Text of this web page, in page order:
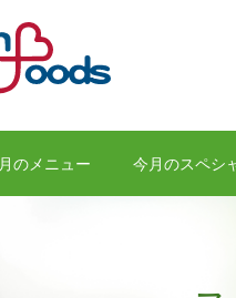
のメニュー 今月のスペシ